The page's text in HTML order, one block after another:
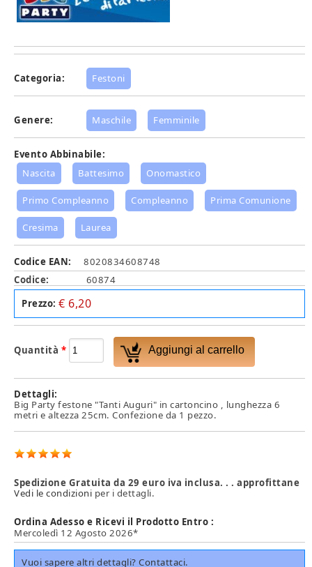
Categoria: Festoni
Genere: Maschile Femminile
Evento Abbinabile:
Nascita
Battesimo Onomastico
Primo Compleanno Compleanno Prima Comunione
Cresima Laurea
Codice EAN:
8020834608748
Codice:
60874
Prezzo: € 6,20
Quantità *
Dettagli:
Big Party festone "Tanti Auguri" in cartoncino , lunghezza 6
metri e altezza 25cm. Confezione da 1 pezzo.
Spedizione Gratuita da 29 euro iva inclusa. . . approfittane
Vedi le condizioni per i dettagli.
Ordina Adesso e Ricevi il Prodotto Entro :
Mercoledì 12 Agosto 2026*
Vuoi sapere altri dettagli? Contattaci.